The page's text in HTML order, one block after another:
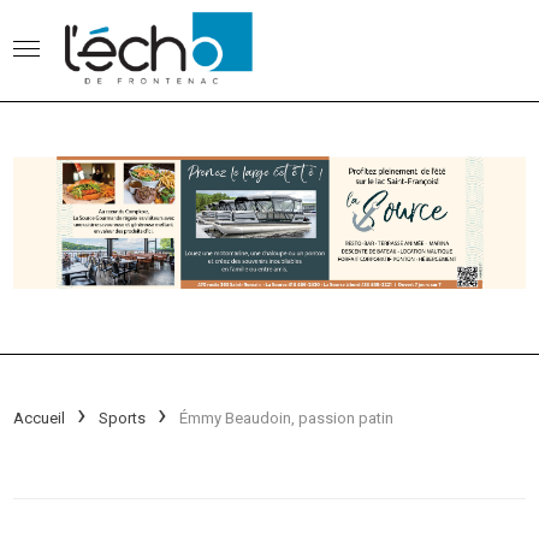
Accueil Sports Émmy Beaudoin, passion patin